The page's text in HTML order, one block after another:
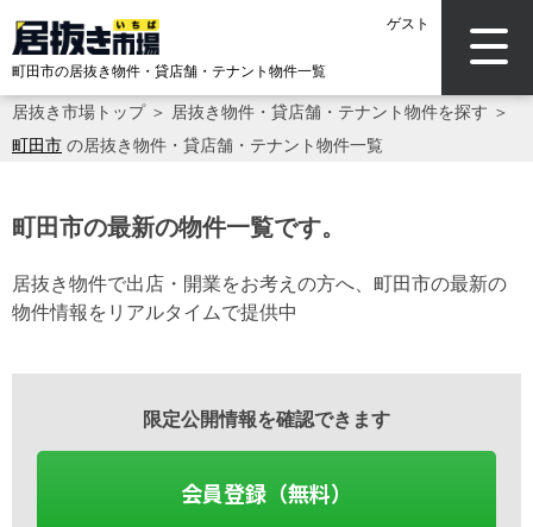
ゲスト
町田市の居抜き物件・貸店舗・テナント物件一覧
居抜き市場トップ＞ 居抜き物件・貸店舗・テナント物件を探す ＞
町田市 の居抜き物件・貸店舗・テナント物件一覧
町田市の最新の物件一覧です。
居抜き物件で出店・開業をお考えの方へ、町田市の最新の
物件情報をリアルタイムで提供中
限定公開情報を確認できます
会員登録（無料）